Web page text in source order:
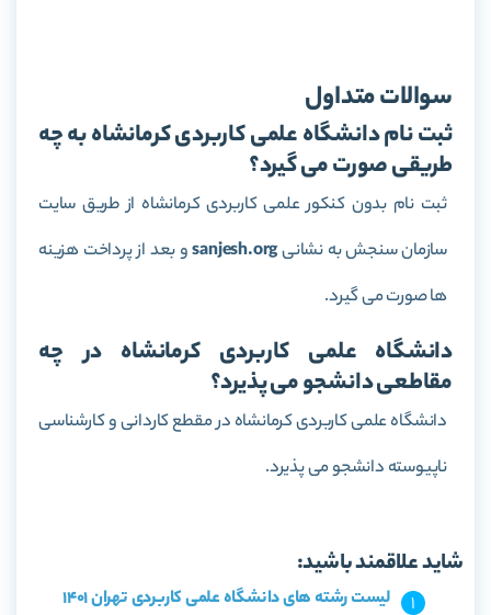
سوالات متداول
ثبت نام دانشگاه علمی کاربردی کرمانشاه به چه
طریقی صورت می گیرد؟
ثبت نام بدون کنکور علمی کاربردی کرمانشاه از طریق سایت
سازمان سنجش به نشانیsanjesh.orgو بعد از پرداخت هزینه
ها صورت می گیرد.
دانشگاه علمی کاربردی کرمانشاه در چه
مقاطعی دانشجو می پذیرد؟
دانشگاه علمی کاربردی کرمانشاه در مقطع کاردانی و کارشناسی
ناپیوسته دانشجو می پذیرد.
شاید علاقمند باشید:
لیست رشته های دانشگاه علمی کاربردی تهران 1401